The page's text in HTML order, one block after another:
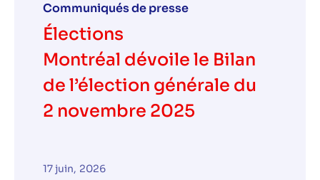
Communiqués de presse
Élections
Montréal dévoile le Bilan
de l’élection générale du
2 novembre 2025
17 juin, 2026